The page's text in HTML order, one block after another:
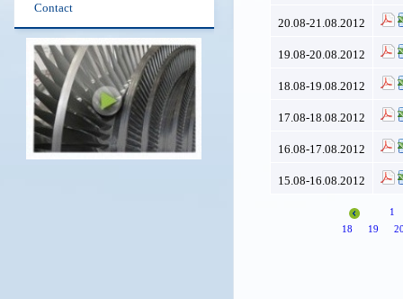
Contact
20.08-21.08.2012
19.08-20.08.2012
18.08-19.08.2012
17.08-18.08.2012
16.08-17.08.2012
15.08-16.08.2012
1
18
19